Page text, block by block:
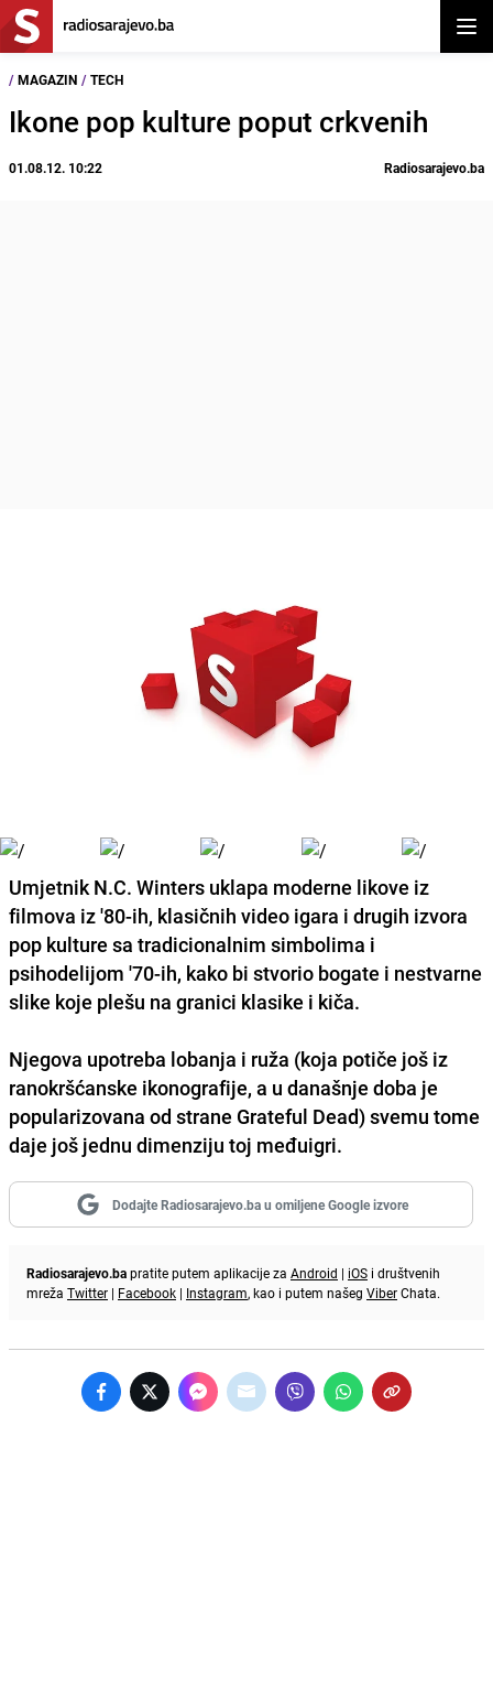
/ MAGAZIN / TECH
Ikone pop kulture poput crkvenih
01.08.12. 10:22 Radiosarajevo.ba
Umjetnik N.C. Winters uklapa moderne likove iz
filmova iz '80-ih, klasičnih video igara i drugih izvora
pop kulture sa tradicionalnim simbolima i
psihodelijom '70-ih, kako bi stvorio bogate i nestvarne
slike koje plešu na granici klasike i kiča.
Njegova upotreba lobanja i ruža (koja potiče još iz
ranokršćanske ikonografije, a u današnje doba je
popularizovana od strane Grateful Dead) svemu tome
daje još jednu dimenziju toj međuigri.
Dodajte Radiosarajevo.ba u omiljene Google izvore
Radiosarajevo.bapratite putem aplikacije za Android | iOS i društvenih
mreža Twitter | Facebook | Instagram, kao i putem našeg ViberChata.